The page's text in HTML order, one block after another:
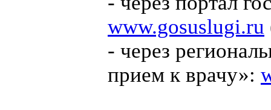
www.gosuslugi.ru
- через
прием к врачу»: